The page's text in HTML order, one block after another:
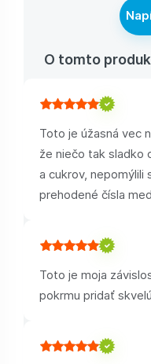
O tomto
Toto je úžasná vec
že niečo tak sladko
a cukrov, nepomýlili
prehodené čísla
Toto je moja
pokrmu pridať